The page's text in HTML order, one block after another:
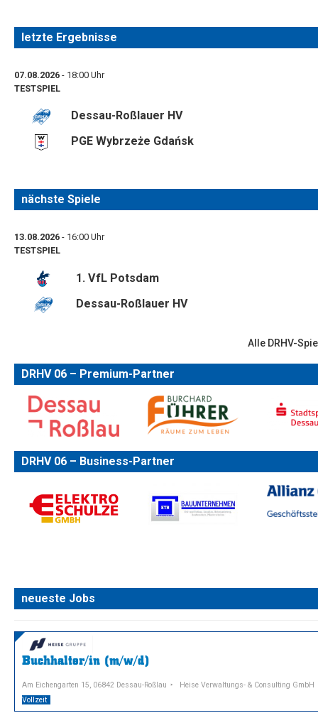
letzte Ergebnisse
07.08.2026 - 18:00 Uhr
TESTSPIEL
Dessau-Roßlauer HV
PGE Wybrzeże Gdańsk
nächste Spiele
13.08.2026 - 16:00 Uhr
TESTSPIEL
1. VfL Potsdam
Dessau-Roßlauer HV
Alle DRHV-
DRHV 06 – Premium-Partner
DRHV 06 – Business-Partner
neueste Jobs
Buchhalter/in (m/w/d)
Am Eichengarten 15, 06842 Dessau-Roßlau
Heise Verwaltungs- & Consulting GmbH
Vollzeit